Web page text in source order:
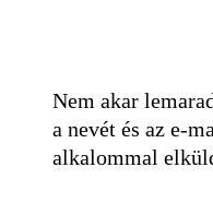
Nem akar
a nevét és az e-
alkalommal